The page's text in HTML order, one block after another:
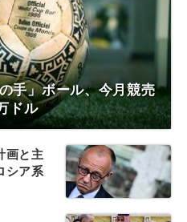
手」ボール、今月競売
ドル
画と主
シア系